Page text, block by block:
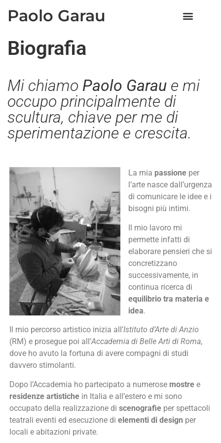
Paolo Garau
Biografia
Mi chiamo Paolo Garau e mi
occupo principalmente di
scultura, chiave per me di
sperimentazione e crescita.
La mia passione per
l’arte nasce dall’urgenza
di comunicare le idee e i
bisogni più intimi.
Il mio lavoro mi
permette infatti di
elaborare pensieri che si
concretizzano
successivamente, in
continua ricerca di
equilibrio tra materia e
idea.
Il mio percorso artistico inizia all’Istituto d’Arte di Anzio
(RM) e prosegue poi all’Accademia di Belle Arti di Roma,
dove ho avuto la fortuna di avere compagni di studi
davvero stimolanti.
Dopo l’Accademia ho partecipato a numerose mostre e
residenze artistiche in Italia e all’estero e mi sono
occupato della realizzazione di scenografie per spettacoli
teatrali eventi ed esecuzione di elementi di design per
locali e abitazioni private.